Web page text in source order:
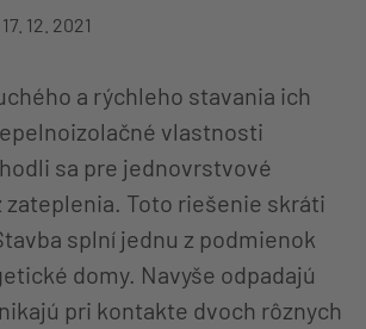
17. 12. 2021
a rýchleho stavania ich
vlastnosti
sa pre jednovrstvové
zateplenia. Toto riešenie skráti
splní jednu z podmienok
domy. Navyše odpadajú
pri kontakte dvoch rôznych